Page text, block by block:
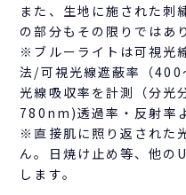
また、生地に施された刺
の部分もその限りではあ
※ブルーライトは可視光
法/可視光線遮蔽率（
光線吸収率を計測（分
780nm)透過率・反射率
※直接肌に照り返された
ん。日焼け止め等、他の
します。